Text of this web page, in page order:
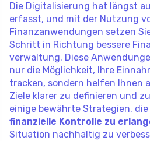
Die Digitalisierung hat längst
erfasst, und mit der Nutzung
Finanzanwendungen setzen
Schritt in Richtung bessere
verwaltung. Diese
nur die Möglichkeit, Ihre
tracken, sondern helfen Ihnen
Ziele klarer zu definieren und
einige bewährte Strategien,
finanzielle Kontrolle zu
Situation nachhaltig zu